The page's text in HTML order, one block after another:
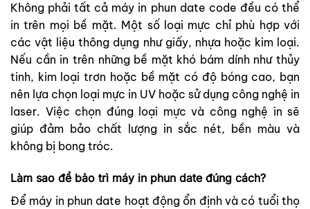
Không phải tất cả máy in phun date code đều có thể
in trên mọi bề mặt. Một số loại mực chỉ phù hợp với
các vật liệu thông dụng như giấy, nhựa hoặc kim loại.
Nếu cần in trên những bề mặt khó bám dính như thủy
tinh, kim loại trơn hoặc bề mặt có độ bóng cao, bạn
nên lựa chọn loại mực in UV hoặc sử dụng công nghệ in
laser. Việc chọn đúng loại mực và công nghệ in sẽ
giúp đảm bảo chất lượng in sắc nét, bền màu và
không bị bong tróc.
Làm sao để bảo trì máy in phun date đúng cách?
Để máy in phun date hoạt động ổn định và có tuổi thọ